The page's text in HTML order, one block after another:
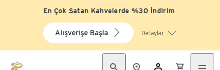
En Çok Satan Kahvelerde %30 İndirim
Alışverişe Başla Detaylar